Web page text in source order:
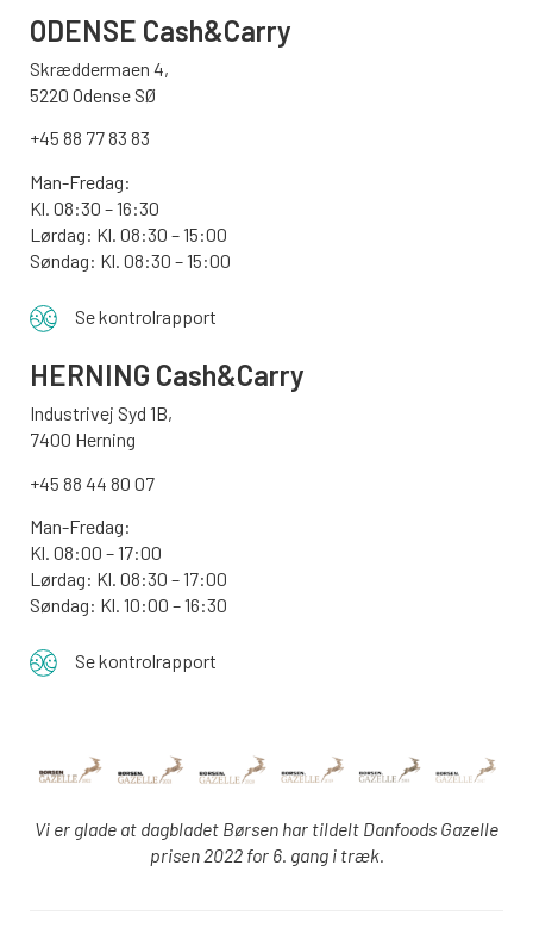
ODENSE Cash&Carry
Skræddermaen 4,
5220 Odense SØ
+45 88 77 83 83
Man-Fredag:
Kl. 08:30 – 16:30
Lørdag: Kl. 08:30 – 15:00
Søndag: Kl. 08:30 – 15:00
Se kontrolrapport
HERNING Cash&Carry
Industrivej Syd 1B,
7400 Herning
+45 88 44 80 07
Man-Fredag:
Kl. 08:00 – 17:00
Lørdag: Kl. 08:30 – 17:00
Søndag: Kl. 10:00 – 16:30
Se kontrolrapport
Vi er glade at dagbladet Børsen har tildelt Danfoods Gazelle
prisen 2022 for 6. gang i træk.